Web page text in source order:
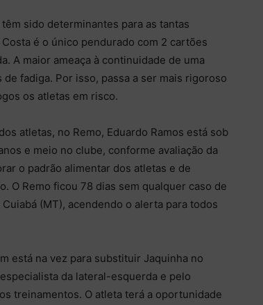
sido determinantes para as tantas
é o único pendurado com 2 cartões
A maior ameaça à continuidade de uma
fadiga. Por isso, passa a ser mais rigoroso
os atletas em risco.
atletas, no Remo, Eduardo Ramos está sob
e meio no clube, conforme avaliação da
o padrão alimentar dos atletas e de
O Remo ficou 78 dias sem qualquer caso de
(MT), acendendo o alerta para todos
está na vez para substituir Jaquinha no
da lateral-esquerda e pelo
treinamentos. O atleta terá a oportunidade